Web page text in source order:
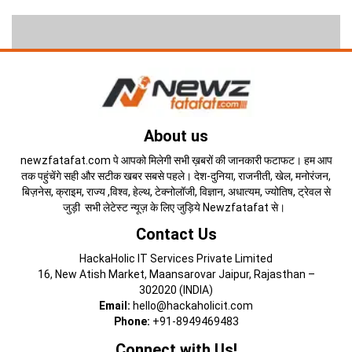
About us
newzfatafat.com पे आपको मिलेगी सभी ख़बरों की जानकारी फटाफट। हम आप
तक पहुंचेंगे सही और सटीक खबर सबसे पहले। देश-दुनिया, राजनीती, खेल, मनोरंजन,
बिज़नेस, क्राइम, राज्य ,विश्व, हेल्थ, टेक्नोलॉजी, विज्ञान, अधात्यम, ज्योतिष, ट्रेवल से
जुड़ी सभी लेटेस्ट न्यूज़ के लिए जुड़िये Newzfatafat से।
Contact Us
HackaHolic IT Services Private Limited
16, New Atish Market, Maansarovar Jaipur, Rajasthan –
302020 (INDIA)
Email: hello@hackaholicit.com
Phone: +91-8949469483